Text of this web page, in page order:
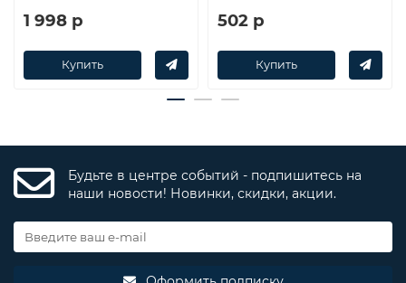
1 998 р
Купить
502 р
Купить
Будьте в центре событий - подпишитесь на
наши новости! Новинки, скидки, акции.